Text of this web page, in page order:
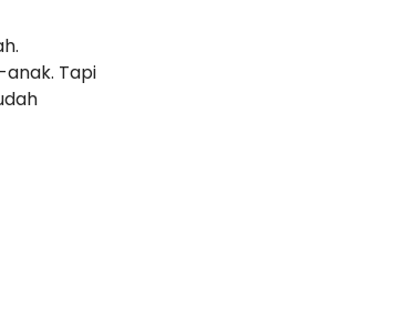
Tapi